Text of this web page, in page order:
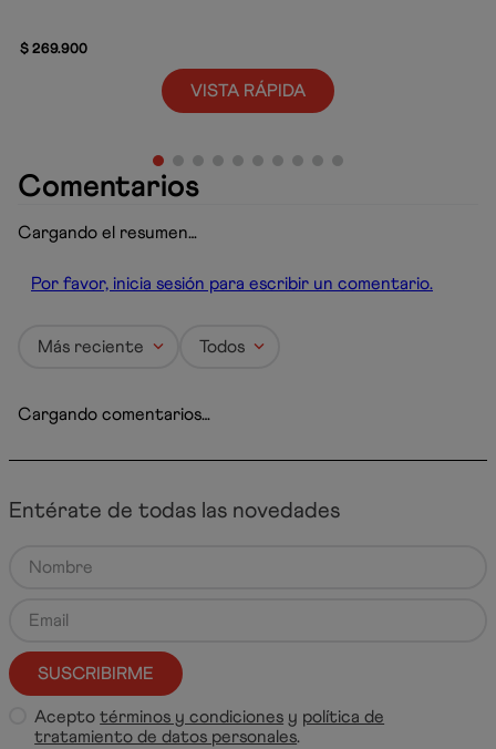
$269.900
VISTA RÁPIDA
Comentarios
Cargando el resumen…
Por favor, inicia sesión para escribir un comentario.
Más reciente Todos
Cargando comentarios…
Entérate de todas las novedades
SUSCRIBIRME
Aceptotérminos y condiciones y política de
tratamiento de datos personales.